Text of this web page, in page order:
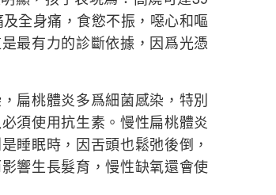
全身痛，食慾不振，噁心和嘔
最有力的診斷依據，因爲光憑
桃體炎多爲細菌感染，特別
須使用抗生素。慢性扁桃體炎
睡眠時，因舌頭也鬆弛後倒，
響生長髮育，慢性缺氧還會使